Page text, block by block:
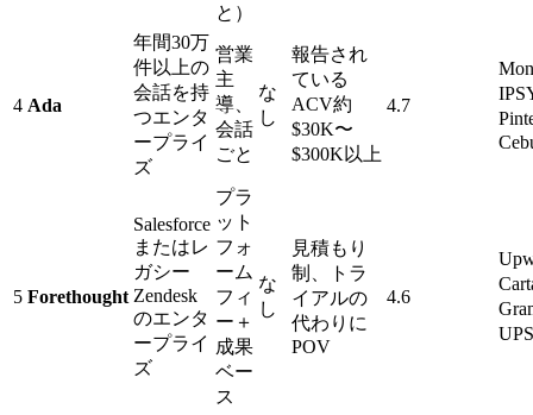
と）
4 Ada
年間30万
件以上の
会話を持
つエンタ
ープライ
ズ
営業
主
導、
会話
ごと
な
し
報告され
ている
ACV約
$30K〜
$300K以上
4.7
5 Forethought
Salesforce
またはレ
ガシー
Zendesk
のエンタ
ープライ
ズ
プラ
ット
フォ
ーム
フィ
ー＋
成果
ベー
ス
な
し
見積もり
制、トラ
イアルの
代わりに
POV
4.6